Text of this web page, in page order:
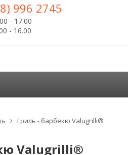
996 2745
- 17.00
- 16.00
Гриль - барбекю Valugrilli®
Valugrilli®